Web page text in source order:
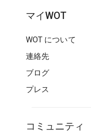
マイWOT
WOT について
連絡先
ブログ
プレス
コミュニティ